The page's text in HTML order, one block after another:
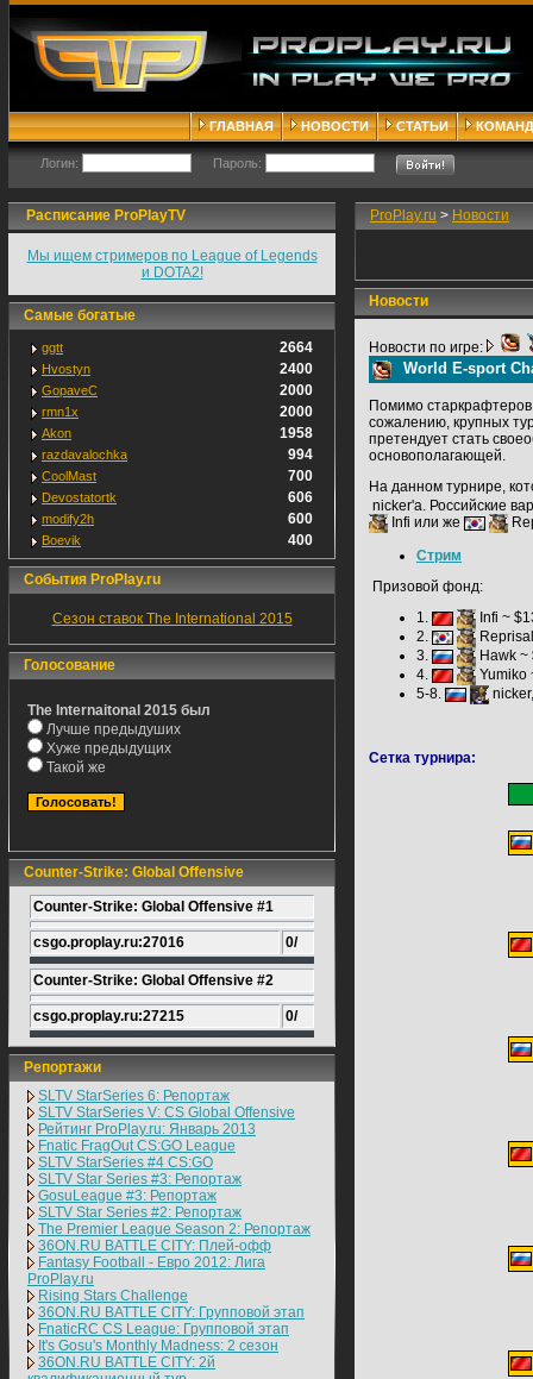
ГЛАВНАЯ НОВОСТИ СТАТЬИ
Логин: Пароль:
Расписание ProPlayTV
Мы ищем стримеров по League of Legends
и DOTA2!
Самые богатые
ggtt 2664
Hvostyn 2400
GopaveC 2000
rmn1x 2000
Akon 1958
razdavalochka 994
CoolMast 700
Devostatortk 606
modify2h 600
Boevik 400
События ProPlay.ru
Сезон ставок The International 2015
Голосование
The Internaitonal 2015 был
Лучше предыдуших
Хуже предыдущих
Такой же
Counter-Strike: Global Offensive
Counter-Strike: Global Offensive #1
csgo.proplay.ru:27016 0/
Counter-Strike: Global Offensive #2
csgo.proplay.ru:27215 0/
Репортажи
SLTV StarSeries 6: Репортаж
SLTV StarSeries V: CS Global Offensive
Рейтинг ProPlay.ru: Январь 2013
Fnatic FragOut CS:GO League
SLTV StarSeries #4 CS:GO
SLTV Star Series #3: Репортаж
GosuLeague #3: Репортаж
SLTV Star Series #2: Репортаж
The Premier League Season 2: Репортаж
36ON.RU BATTLE CITY: Плей-офф
Fantasy Football - Евро 2012: Лига
ProPlay.ru
Rising Stars Challenge
36ON.RU BATTLE CITY: Групповой этап
FnaticRC CS League: Групповой этап
It's Gosu's Monthly Madness: 2 сезон
36ON.RU BATTLE CITY: 2й
ProPlay.ru > Новости
Новости
Новости по игре:
World E-sport
Помимо
сожалению, крупных
претендует стать
основополагающей.
На данном турнире,
nicker'a. Российские
Infi или же
Стрим
Призовой фонд:
1.
Infi ~
2.
3.
Hawk ~
4.
Yumiko
5-8.
nicker,
Cетка турнира: